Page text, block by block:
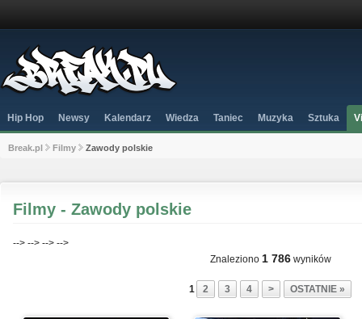
Hip Hop Newsy Kalendarz Wiedza Taniec Muzyka Sztuka
Break.pl Filmy Zawody polskie
Filmy - Zawody polskie
--> --> --> -->
Znaleziono 1 786 wyników
1 2 3 4 > OSTATNIE »